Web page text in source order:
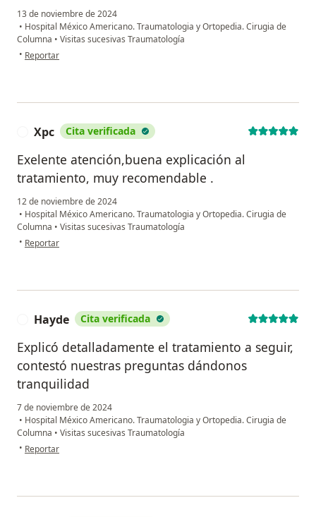
13 de noviembre de 2024
• Hospital México Americano. Traumatologia y Ortopedia. Cirugia de
Columna • Visitas sucesivas Traumatología
• en opinión del usuario Jesus alberto sanchez mm arquez
Reportar
Xpc Cita verificada
Exelente atención,buena explicación al
tratamiento, muy recomendable .
12 de noviembre de 2024
• Hospital México Americano. Traumatologia y Ortopedia. Cirugia de
Columna • Visitas sucesivas Traumatología
• en opinión del usuario Xpc
Reportar
Hayde Cita verificada
Explicó detalladamente el tratamiento a seguir,
contestó nuestras preguntas dándonos
tranquilidad
7 de noviembre de 2024
• Hospital México Americano. Traumatologia y Ortopedia. Cirugia de
Columna • Visitas sucesivas Traumatología
• en opinión del usuario Hayde
Reportar